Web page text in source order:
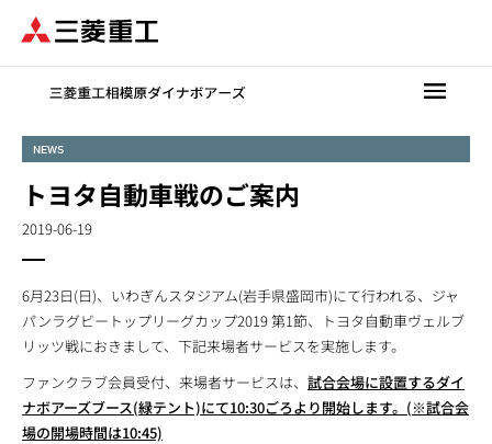
ン
NEWS
トヨタ自動車戦のご案内
2019-06-19
6月23日(日)、いわぎんスタジアム(岩手県盛岡市)にて行われる、ジャ
パンラグビートップリーグカップ2019 第1節、トヨタ自動車ヴェルブ
リッツ戦におきまして、下記来場者サービスを実施します。
ファンクラブ会員受付、来場者サービスは、 試合会場に設置するダイ
ナボアーズブース(緑テント)にて10:30ごろより開始します。(※試合会
場の開場時間は10:45)